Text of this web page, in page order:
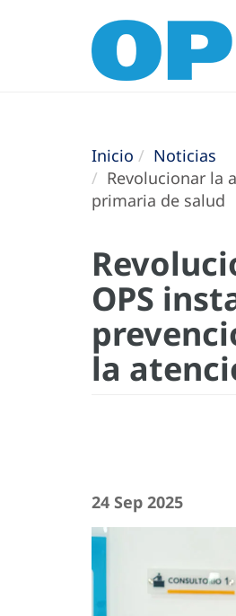
Inicio
Noticias
Revolucionar la
primaria de salud
OPS
la
24 Sep 2025